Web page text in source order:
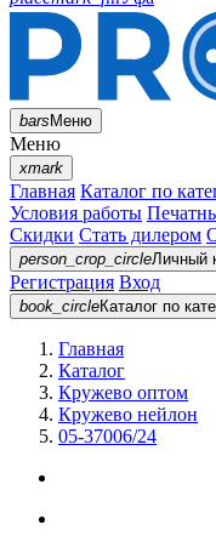
barsМеню
Меню
xmark
Главная Каталог по
Условия работы
Скидки Стать дилером
person_crop_circleЛичный
Регистрация Вход
book_circleКаталог по
Главная
Каталог
Кружево оптом
Кружево нейлон
05-37006/24